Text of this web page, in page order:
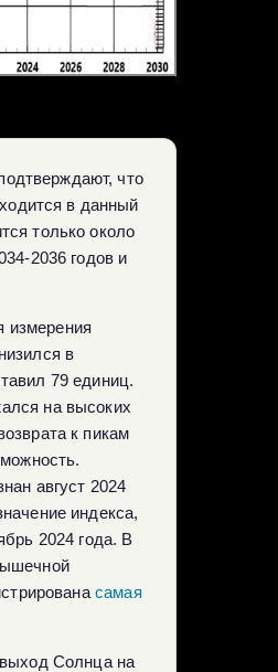
что
в данный
только около
2036 годов и
измерения
в
79 единиц.
на высоких
к пикам
август 2024
индекса,
2024 года. В
самая
Солнца на